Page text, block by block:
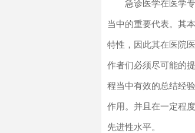
急诊医学在医学
当中的重要代表。其
特性，因此其在医院
作者们必须尽可能的
程当中有效的总结经
作用。并且在一定程
先进性水平。